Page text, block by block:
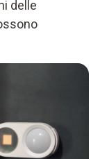
delle